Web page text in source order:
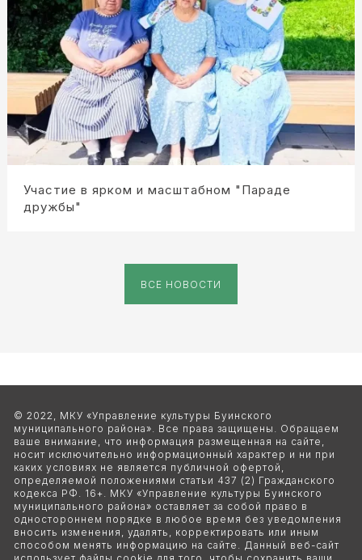
Участие в ярком и масштабном "Параде
дружбы"
ВСЕ НОВОСТИ
© 2022, МКУ «Управление культуры Буинского
муниципального района». Все права защищены. Обращаем
ваше внимание, что информация размещенная на сайте,
носит исключительно информационный характер и ни при
каких условиях не является публичной офертой,
определяемой положениями статьи 437 (2) Гражданского
кодекса РФ. 16+. МКУ «Управление культуры Буинского
муниципального района» оставляет за собой право в
одностороннем порядке в любое время без уведомления
вносить изменения, удалять, корректировать или иным
способом менять информацию на сайте. Данный веб-сайт